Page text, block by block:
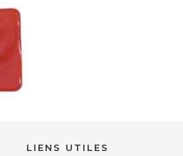
LIENS UTILES